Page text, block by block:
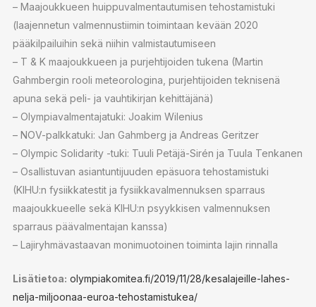
– Maajoukkueen huippuvalmentautumisen tehostamistuki
(laajennetun valmennustiimin toimintaan kevään 2020
pääkilpailuihin sekä niihin valmistautumiseen
– T & K maajoukkueen ja purjehtijoiden tukena (Martin
Gahmbergin rooli meteorologina, purjehtijoiden teknisenä
apuna sekä peli- ja vauhtikirjan kehittäjänä)
– Olympiavalmentajatuki: Joakim Wilenius
– NOV-palkkatuki: Jan Gahmberg ja Andreas Geritzer
– Olympic Solidarity -tuki: Tuuli Petäjä-Sirén ja Tuula Tenkanen
– Osallistuvan asiantuntijuuden epäsuora tehostamistuki
(KIHU:n fysiikkatestit ja fysiikkavalmennuksen sparraus
maajoukkueelle sekä KIHU:n psyykkisen valmennuksen
sparraus päävalmentajan kanssa)
– Lajiryhmävastaavan monimuotoinen toiminta lajin rinnalla
Lisätietoa: olympiakomitea.fi/2019/11/28/kesalajeille-lahes-
nelja-miljoonaa-euroa-tehostamistukea/